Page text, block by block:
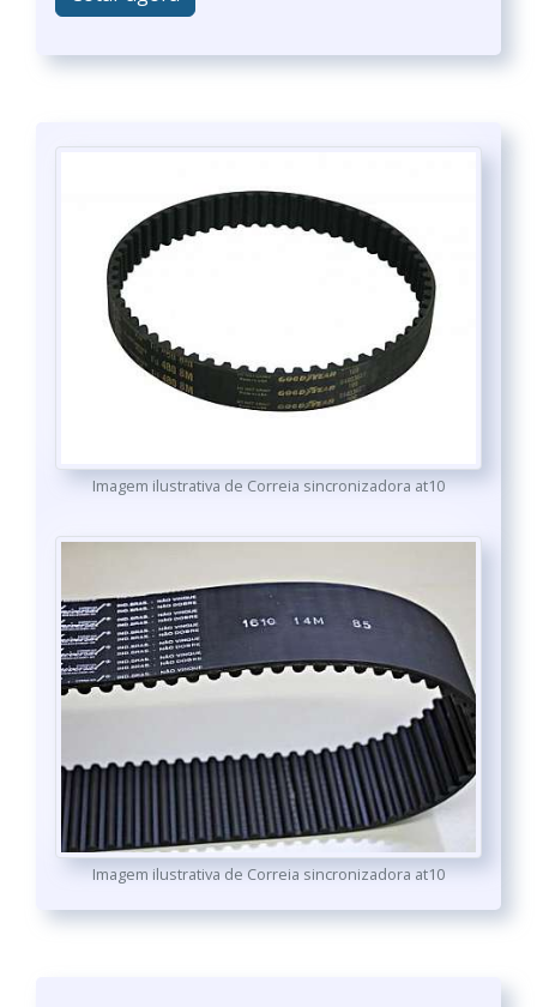
Imagem ilustrativa de Correia sincronizadora at10
Imagem ilustrativa de Correia sincronizadora at10